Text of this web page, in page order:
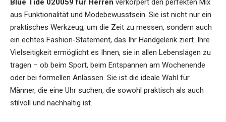
Blue Tide 020059 für Herren verkörpert den perfekten Mix
aus Funktionalität und Modebewusstsein. Sie ist nicht nur ein
praktisches Werkzeug, um die Zeit zu messen, sondern auch
ein echtes Fashion-Statement, das Ihr Handgelenk ziert. Ihre
Vielseitigkeit ermöglicht es Ihnen, sie in allen Lebenslagen zu
tragen – ob beim Sport, beim Entspannen am Wochenende
oder bei formellen Anlässen. Sie ist die ideale Wahl für
Männer, die eine Uhr suchen, die sowohl praktisch als auch
stilvoll und nachhaltig ist.